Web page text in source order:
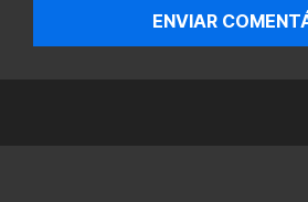
ENVIAR